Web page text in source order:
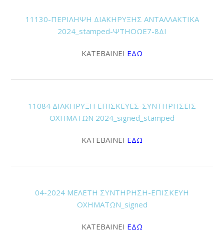
11130-ΠΕΡΙΛΗΨΗ ΔΙΑΚΗΡΥΞΗΣ ΑΝΤΑΛΛΑΚΤΙΚΑ
2024_stamped-ΨΤΗΟΩΕ7-8ΔΙ
ΚΑΤΕΒΑΙΝΕΙ ΕΔΩ
11084 ΔΙΑΚΗΡΥΞΗ ΕΠΙΣΚΕΥΕΣ-ΣΥΝΤΗΡΗΣΕΙΣ
ΟΧΗΜΑΤΩΝ 2024_signed_stamped
ΚΑΤΕΒΑΙΝΕΙ ΕΔΩ
04-2024 ΜΕΛΕΤΗ ΣΥΝΤΗΡΗΣΗ-ΕΠΙΣΚΕΥΗ
ΟΧΗΜΑΤΩΝ_signed
ΚΑΤΕΒΑΙΝΕΙ ΕΔΩ